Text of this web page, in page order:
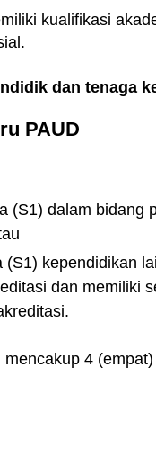
kualifikasi
dan tenaga
PAUD
(S1) dalam bidang
kependidikan
dan memiliki
4